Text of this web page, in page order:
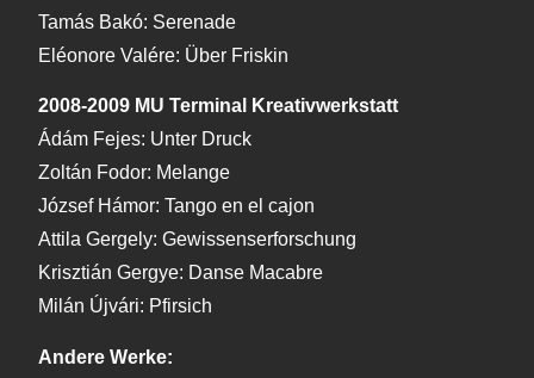
Tamás Bakó: Serenade
Eléonore Valére: Über Friskin
2008-2009 MU Terminal Kreativwerkstatt
Ádám Fejes: Unter Druck
Zoltán Fodor: Melange
József Hámor: Tango en el cajon
Attila Gergely: Gewissenserforschung
Krisztián Gergye: Danse Macabre
Milán Újvári: Pfirsich
Andere Werke: